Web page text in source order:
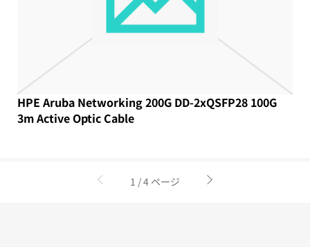
HPE Aruba Networking 200G DD-2xQSFP28 100G
3m Active Optic Cable
1 / 4 ページ